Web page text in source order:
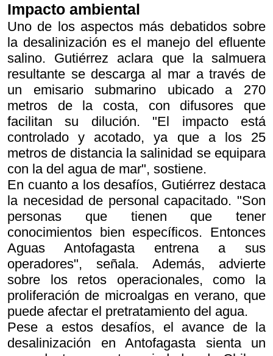
Impacto ambiental
Uno de los aspectos más debatidos sobre
la desalinización es el manejo del efluente
salino. Gutiérrez aclara que la salmuera
resultante se descarga al mar a través de
un emisario submarino ubicado a 270
metros de la costa, con difusores que
facilitan su dilución. "El impacto está
controlado y acotado, ya que a los 25
metros de distancia la salinidad se equipara
con la del agua de mar", sostiene.
En cuanto a los desafíos, Gutiérrez destaca
la necesidad de personal capacitado. "Son
personas que tienen que tener
conocimientos bien específicos. Entonces
Aguas Antofagasta entrena a sus
operadores", señala. Además, advierte
sobre los retos operacionales, como la
proliferación de microalgas en verano, que
puede afectar el pretratamiento del agua.
Pese a estos desafíos, el avance de la
desalinización en Antofagasta sienta un